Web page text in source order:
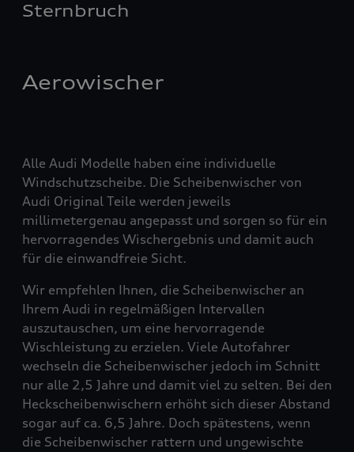
Sternbruch
Aerowischer
Alle Audi Modelle haben eine individuelle
Windschutzscheibe. Die Scheibenwischer von
Audi Original Teile werden jeweils
millimetergenau angepasst und sorgen so für ein
hervorragendes Wischergebnis und damit auch
für die einwandfreie Sicht.
Wir empfehlen Ihnen, die Scheibenwischer an
Ihrem Audi in regelmäßigen Intervallen
auszutauschen, um eine hervorragende
Wischleistung zu erzielen. Viele Autofahrer
wechseln die Scheibenwischer jedoch im Schnitt
nur alle 2,5 Jahre und damit viel zu selten. Bei den
Heckscheibenwischern erhöht sich dieser Abstand
sogar auf ca. 6,5 Jahre. Doch spätestens, wenn
die Scheibenwischer rattern und ungewischte